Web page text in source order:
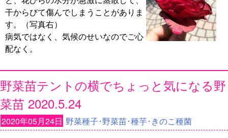
干からびて傷んでしまうことがありま
す。（写真右）
病気ではなく、気候のせいなのでご心
配なく。
野菜苗テントの横でちょっと気になる野
菜苗 2020.5.24
2020年05月24日 野菜種子･野菜苗･種芋･きのこ種菌